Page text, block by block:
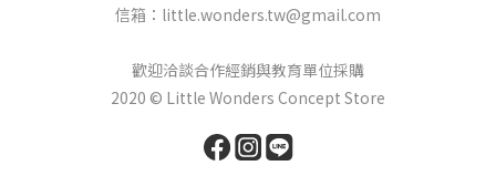
信箱：little.wonders.tw@gmail.com
歡迎洽談合作經銷與教育單位採購
2020 © Little Wonders Concept Store